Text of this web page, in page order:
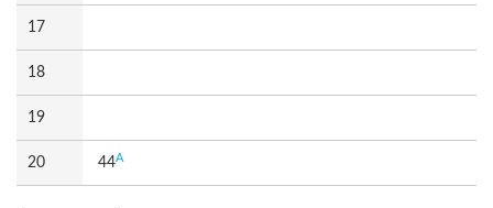
17
18
19
20 44A